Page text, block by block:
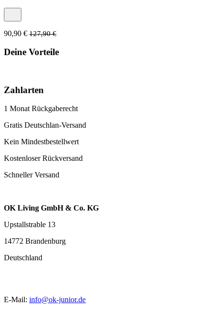
90,90 € 127,90 €
Deine Vorteile
Zahlarten
1 Monat Rückgaberecht
Gratis Deutschlan-Versand
Kein Mindestbestellwert
Kostenloser Rückversand
Schneller Versand
OK Living GmbH & Co. KG
Upstallstrable 13
14772 Brandenburg
Deutschland
E-Mail: info@ok-junior.de